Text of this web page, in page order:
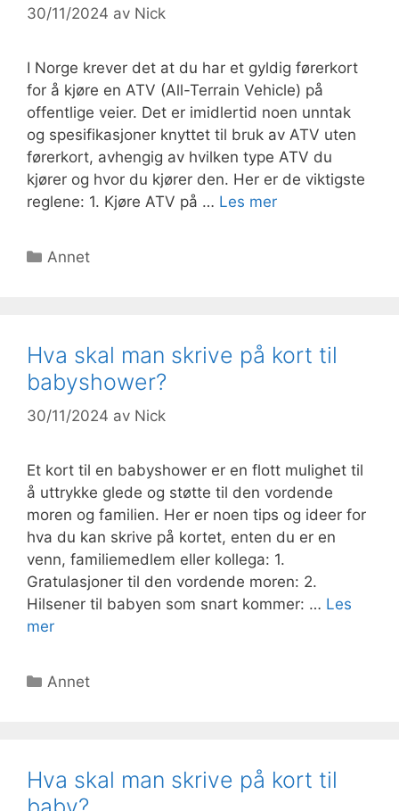
30/11/2024 av Nick
I Norge krever det at du har et gyldig førerkort
for å kjøre en ATV (All-Terrain Vehicle) på
offentlige veier. Det er imidlertid noen unntak
og spesifikasjoner knyttet til bruk av ATV uten
førerkort, avhengig av hvilken type ATV du
kjører og hvor du kjører den. Her er de viktigste
reglene: 1. Kjøre ATV på … Les mer
Kategorier
Annet
Hva skal man skrive på kort til
babyshower?
30/11/2024 av Nick
Et kort til en babyshower er en flott mulighet til
å uttrykke glede og støtte til den vordende
moren og familien. Her er noen tips og ideer for
hva du kan skrive på kortet, enten du er en
venn, familiemedlem eller kollega: 1.
Gratulasjoner til den vordende moren: 2.
Hilsener til babyen som snart kommer: … Les
mer
Kategorier
Annet
Hva skal man skrive på kort til